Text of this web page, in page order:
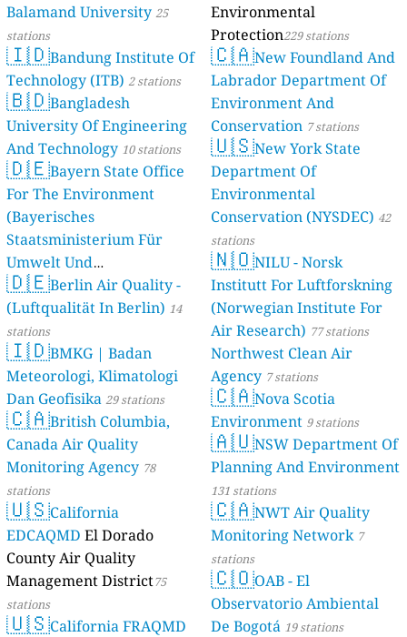
stations
Balamand University25
stations
🇮🇩Bandung Institute Of
Technology (ITB) 2 stations
🇧🇩Bangladesh
University Of Engineering
And Technology 10 stations
🇩🇪Bayern State Office
For The Environment
(Bayerisches
Staatsministerium Für
Umwelt Und
Verbraucherschutz) - LfU
46 stations
🇩🇪Berlin Air Quality -
(Luftqualität In Berlin) 14
stations
🇮🇩BMKG | Badan
Meteorologi, Klimatologi
Dan Geofisika 29 stations
🇨🇦British Columbia,
Canada Air Quality
Monitoring Agency 78
stations
🇺🇸California
EDCAQMD El Dorado
County Air Quality
Management District75
stations
🇺🇸California FRAQMD
Environmental
Protection229 stations
🇨🇦New Foundland And
Labrador Department Of
Environment And
Conservation 7 stations
🇺🇸New York State
Department Of
Environmental
Conservation (NYSDEC) 42
stations
🇳🇴NILU - Norsk
Institutt For Luftforskning
(Norwegian Institute For
Air Research) 77 stations
Northwest Clean Air
Agency 7 stations
🇨🇦Nova Scotia
Environment 9 stations
🇦🇺NSW Department Of
Planning And Environment
131 stations
🇨🇦NWT Air Quality
Monitoring Network 7
stations
🇨🇴OAB - El
Observatorio Ambiental
De Bogotá 19 stations